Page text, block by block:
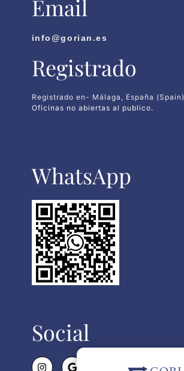
Email
info@gorian.es
Registrado
Registrado en- Málaga, España (Spain)
Oficinas no abiertas al publico.
WhatsApp​
Social